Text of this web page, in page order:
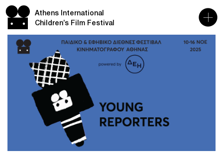
Athens International
Children’s Film Festival